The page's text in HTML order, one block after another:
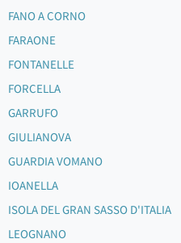
FANO A CORNO
FARAONE
FONTANELLE
FORCELLA
GARRUFO
GIULIANOVA
GUARDIA VOMANO
IOANELLA
ISOLA DEL GRAN SASSO D'ITALIA
LEOGNANO